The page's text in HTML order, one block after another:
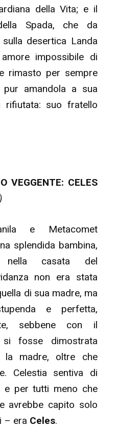
della Vita; e il
Spada, che da
desertica Landa
impossibile di
rimasto per sempre
amandola a sua
rifiutata: suo fratello
VEGGENTE: CELES
e Metacomet
splendida bambina,
casata del
non era stata
di sua madre, ma
e perfetta,
sebbene con il
fosse dimostrata
la madre, oltre che
Celestia sentiva di
e per tutti meno che
avrebbe capito solo
– era Celes.